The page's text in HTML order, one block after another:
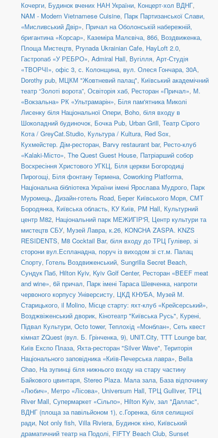
Кочерги, Будинок вчених НАН України, Концерт-хол ВДНГ,
NAM - Modern Vietnamese Cuisine, Парк Партизанської Слави,
«Мисливський Двір», Причал на Оболонській набережній,
бригантина «Корсар», Каземіра Малєвіча, 86б, Воздвиженка,
Площа Мистецтв, Prynada Ukrainian Cafe, HayLoft 2.0,
Гастропаб «У РЕБРО», Admiral Hall, Вугілля, Арт-Студія
«ТВОРЧІ», офіс 3, с. Колонщина, вул. Олеся Гончара, 30А,
Dorothy pub, МЦКМ "Жовтневий палац", Київський академічний
театр “Золоті ворота”, Освіторія хаб, Ресторан «Причал», М.
«Вокзальна» РК «Ультрамарін», Біля пам'ятника Миколі
Лисенку біля Національної Опери, Boho, біля входу в
Шоколадний будиночок, Бочка Pub, Urban Grill, Театр Сірого
Кота / GreyCat.Studio, Культура / Kultura, Red Sox,
Кухмейстер. Дім-ресторан, Barvy restaurant bar, Ресто-клуб
«Kalaki-Місто», The Quest Guest House, Патріарший собор
Воскресіння Христового УГКЦ, Біля церкви Богородиці
Пирогощі, Біля фонтану Термена, Coworking Platforma,
Національна бібліотека України імені Ярослава Мудрого, Парк
Муромець, Дизайн-готель Road, Берег Київського Моря, СМТ
Бородянка, Київська область, КУ Київ, PM Hall, Культурний
центр М82, Національний парк МЕЖИГІР'Я, Центр культури та
мистецтв СБУ, Музей Лавра, к.26, KONCHA ZASPA. KNZS
RESIDENTS, M8 Cocktail Bar, біля входу до ТРЦ Гулівер, зі
сторони вул.Еспланадна, поруч із виходом зі ст.м. Палац
Спорту, Готель Воздвиженський, Sungrilla Secret Beach,
Сундук Паб, Hilton Kyiv, Kyiv Golf Center, Ресторан «BEEF meat
and wine», 6й причал, Парк імені Тараса Шевченка, напроти
червоного корпусу Універсисту, ЦКД КНУБА, Музей М.
Старицького, il Molino, Місце старту: яхт-клуб «Крейсерський»,
Возджвіженський дворик, Кінотеатр "Київська Русь", Курені,
Підвал Культури, Octo tower, Теплохід «Монблан», Сеть квест
кімнат ZQuest (вул. Б. Грінченка, 9), UNIT.City, TTT Lounge bar,
Київ Експо Плаза, Яхта-ресторан "Silver Wave", Територія
Національного заповідника «Київ-Печерська лавра», Bella
Chao, На зупинці біля нижнього входу на стару частину
Байкового цвинтаря, Stereo Plaza. Мала зала, База відпочинку
«Любич», Метро «Лісова», Universum Hall, ТРЦ Gulliver, ТРЦ
River Mall, Супермаркет «Сільпо», Hilton Kyiv, зал "Даллас",
ВДНГ (площа за павільйоном 1), с.Горенка, біля селищної
ради, Not only fish, Villa Riviera, Будинок кіно, Київський
драматичний театр на Подолі, FIFTY Beach Club, Sunset